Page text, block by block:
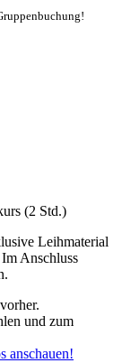
(2 Std.)
Leihmaterial
Anschluss
und zum
anschauen!